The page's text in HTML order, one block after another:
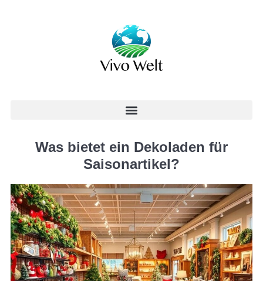
Was bietet ein Dekoladen für
Saisonartikel?